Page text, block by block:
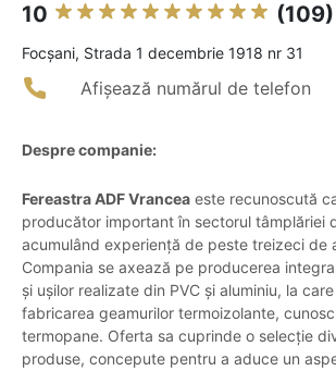
10 (109)
Focşani, Strada 1 decembrie 1918 nr 31
Afișează numărul de telefon
Despre companie:
Fereastra ADF Vrancea este recunoscută
producător important în sectorul tâmplăriei
acumulând experiență de peste treizeci de
Compania se axează pe producerea
și ușilor realizate din PVC și aluminiu, la
fabricarea geamurilor termoizolante,
termopane. Oferta sa cuprinde o selecție
produse, concepute pentru a aduce un